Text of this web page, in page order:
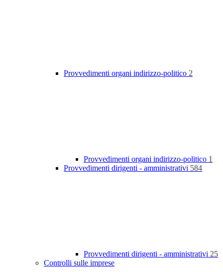
Provvedimenti organi indirizzo-politico 2
Provvedimenti organi indirizzo-politico 1
Provvedimenti dirigenti - amministrativi 584
Provvedimenti dirigenti - amministrativi 25
Controlli sulle imprese